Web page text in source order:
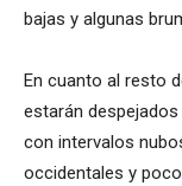
bajas y algunas
En cuanto al resto
estarán
con intervalos
occidentales y